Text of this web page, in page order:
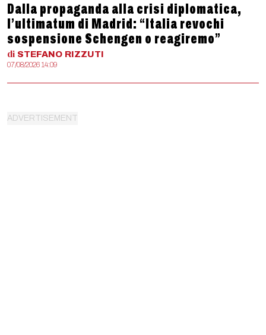
Dalla propaganda alla crisi diplomatica,
l’ultimatum di Madrid: “Italia revochi
sospensione Schengen o reagiremo”
di STEFANO RIZZUTI
07/08/2026 14:09